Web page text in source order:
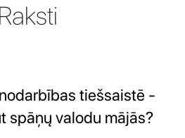
Raksti
tiešsaistē -
spāņų valodu mājās?